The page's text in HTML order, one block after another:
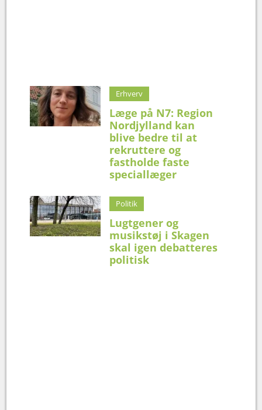
Erhverv
Læge på N7: Region
Nordjylland kan
blive bedre til at
rekruttere og
fastholde faste
speciallæger
Politik
Lugtgener og
musikstøj i Skagen
skal igen debatteres
politisk